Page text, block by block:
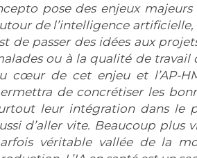
pose des enjeux
de l’intelligence
de passer des idées aux
ou à la qualité de travail
cœur de cet enjeu et l’AP-
de concrétiser les
leur intégration dans le
d’aller vite. Beaucoup plus
véritable vallée de la